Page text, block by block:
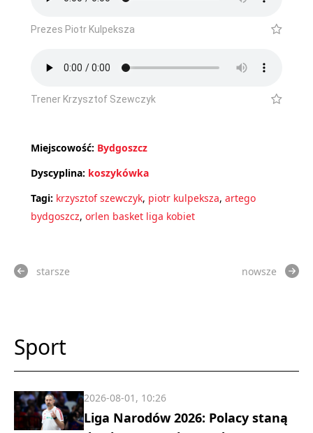
Prezes Piotr Kulpeksza
Trener Krzysztof Szewczyk
Miejscowość: Bydgoszcz
Dyscyplina: koszykówka
Tagi: krzysztof szewczyk, piotr kulpeksza, artego
bydgoszcz, orlen basket liga kobiet
starsze nowsze
Sport
Liga Narodów 2026: Polacy staną
2026-08-01, 10:26